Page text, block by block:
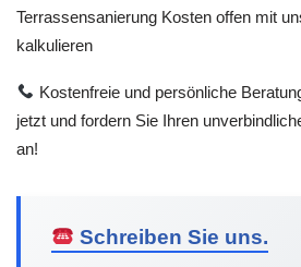
Terrassensanierung Kosten offen mit
kalkulieren
Kostenfreie und persönliche
jetzt und fordern Sie Ihren
an!
Schreiben Sie uns.